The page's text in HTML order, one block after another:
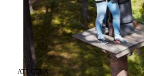
KATEGORI:
ATT GÖRA